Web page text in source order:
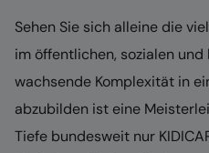
Sehen Sie sich alleine die
im öffentlichen, sozialen
wachsende Komplexität in
abzubilden ist eine
Tiefe bundesweit nur